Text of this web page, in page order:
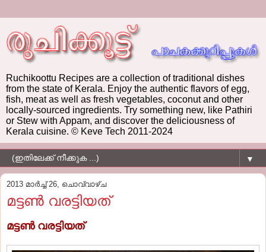
Ruchikoottu Recipes are a collection of traditional dishes
from the state of Kerala. Enjoy the authentic flavors of egg,
fish, meat as well as fresh vegetables, coconut and other
locally-sourced ingredients. Try something new, like Pathiri
or Stew with Appam, and discover the deliciousness of
Kerala cuisine. © Keve Tech 2011-2024
▼
2013 മാർച്ച് 26, ചൊവ്വാഴ്ച
മട്ടണ്‍ വരട്ടിയത്
മട്ടണ്‍ വരട്ടിയത്